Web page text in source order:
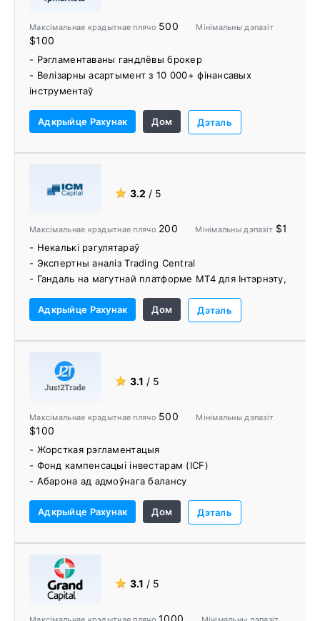
Максімальнае крэдытнае плячо 500 Мінімальны дэпазіт
$100
- Рэгламентаваны гандлёвы брокер
- Велізарны асартымент з 10 000+ фінансавых
інструментаў
IRESS
- Мадэль цэнаўтварэння ECN з грубымі вузкімі
спрэдамі ад 0,0 пункта
- Ніякіх рэкаціровак і дылінгавых службаў
- Акаўнты без камісіі
- Некалькі брокерскіх узнагарод
- Без платы за бяздзейнасць
- Ісламскія рахункі без абмену
- Гандаль копіямі і аўтагандаль
- Autochartist і многія іншыя карысныя гандлёвыя
- Кругласутачная падтрымка кліентаў
Адкрыйце Рахунак Дом Дэталь
★ 3.2 / 5
Максімальнае крэдытнае плячо 200 Мінімальны дэпазіт $1
- Некалькі рэгулятараў
- Экспертны аналіз Trading Central
- Гандаль на магутнай платформе MT4 для Інтэрнэту,
Адкрыйце Рахунак
Дом Дэталь
★ 3.1 / 5
Максімальнае крэдытнае плячо 500 Мінімальны дэпазіт
$100
- Жорсткая рэгламентацыя
- Фонд кампенсацыі інвестарам (ICF)
- Абарона ад адмоўнага балансу
- Некалькі варыянтаў фінансавання
- ПАММ-рахункі
- Кіраванне актывамі
- Роба-саветнік
Адкрыйце Рахунак Дом Дэталь
★ 3.1 / 5
1000